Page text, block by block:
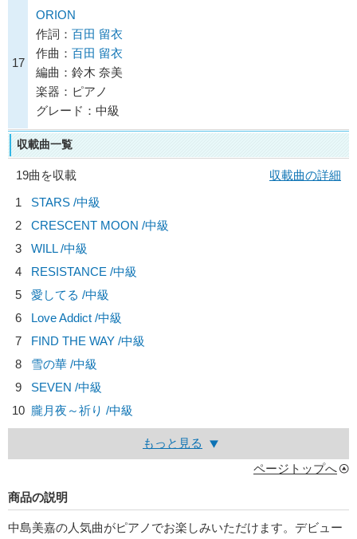
17
ORION
作詞： 百田 留衣
作曲： 百田 留衣
編曲：鈴木 奈美
楽器：ピアノ
グレード：中級
収載曲一覧
19曲を収載
収載曲の詳細
1
STARS /中級
2
CRESCENT MOON /中級
3
WILL /中級
4
RESISTANCE /中級
5
愛してる /中級
6
Love Addict /中級
7
FIND THE WAY /中級
8
雪の華 /中級
9
SEVEN /中級
10 朧月夜～祈り /中級
もっと見る
ページトップへ
商品の説明
中島美嘉の人気曲がピアノでお楽しみいただけます。デビュー